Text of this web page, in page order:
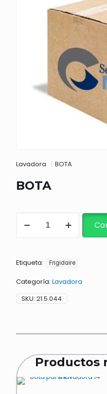
Lavadora BOTA
BOTA
cantidad
Etiqueta: Frigidaire
Categoría: Lavadora
SKU: 21.5.044
Productos